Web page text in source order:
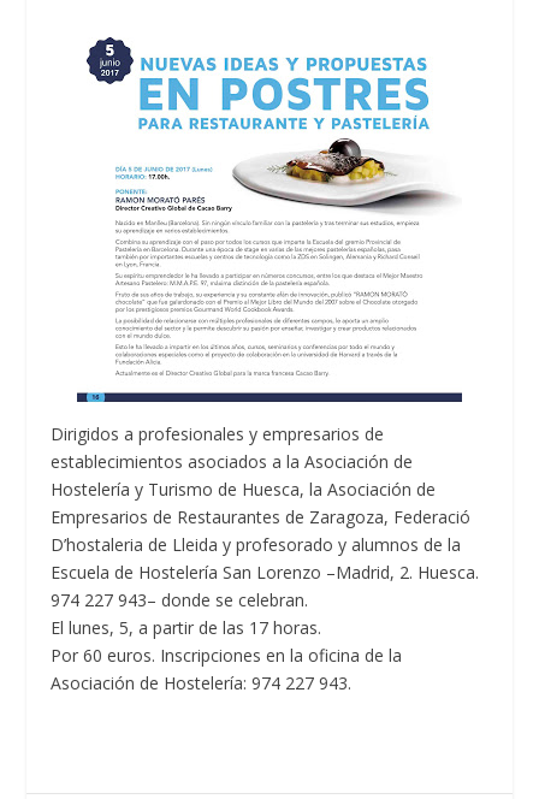
Dirigidos a profesionales y empresarios de
establecimientos asociados a la Asociación de
Hostelería y Turismo de Huesca, la Asociación de
Empresarios de Restaurantes de Zaragoza, Federació
D’hostaleria de Lleida y profesorado y alumnos de la
Escuela de Hostelería San Lorenzo –Madrid, 2. Huesca.
974 227 943– donde se celebran.
El lunes, 5, a partir de las 17 horas.
Por 60 euros. Inscripciones en la oficina de la
Asociación de Hostelería: 974 227 943.